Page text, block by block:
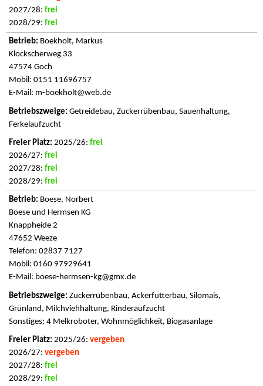
2027/28: frei
2028/29: frei
Boekholt, Markus
Klockscherweg 33
47574 Goch
Mobil: 0151 11696757
E-Mail: m-boekholt@web.de
Getreidebau, Zuckerrübenbau, Sauenhaltung,
Ferkelaufzucht
2025/26: frei
2026/27: frei
2027/28: frei
2028/29: frei
Boese, Norbert
Boese und Hermsen KG
Knappheide 2
47652 Weeze
Telefon: 02837 7127
Mobil: 0160 97929641
E-Mail: boese-hermsen-kg@gmx.de
Zuckerrübenbau, Ackerfutterbau, Silomais,
Grünland, Milchviehhaltung, Rinderaufzucht
Sonstiges: 4 Melkroboter, Wohnmöglichkeit, Biogasanlage
2025/26: vergeben
2026/27: vergeben
2027/28: frei
2028/29: frei